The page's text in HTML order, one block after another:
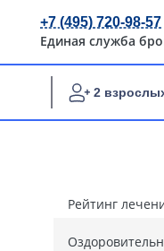
+7 (495) 720-98-57
Единая служба
2
Рейтинг